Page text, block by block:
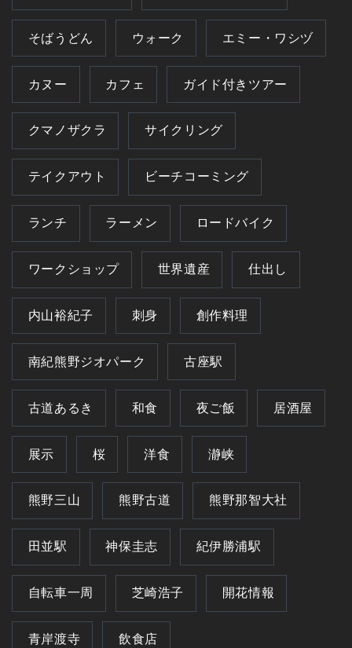
そばうどん ウォーク エミー・ワシヅ
カヌー カフェ ガイド付きツアー
クマノザクラ サイクリング
テイクアウト ビーチコーミング
ランチ ラーメン ロードバイク
ワークショップ 世界遺産 仕出し
内山裕紀子 刺身 創作料理
南紀熊野ジオパーク 古座駅
古道あるき 和食 夜ご飯 居酒屋
展示 桜 洋食 瀞峡
熊野三山 熊野古道 熊野那智大社
田並駅 神保圭志 紀伊勝浦駅
自転車一周 芝崎浩子 開花情報
青岸渡寺 飲食店